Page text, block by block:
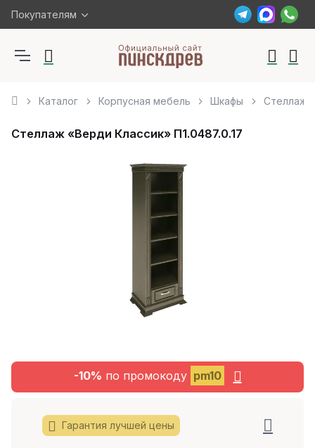
Покупателям
Каталог Корпусная мебель Шкафы Стеллаж
Стеллаж «Верди Классик» П1.0487.0.17
-10% по промокоду pm10
Гарантия лучшей цены